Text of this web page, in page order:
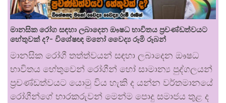
මානසික රෝග සඳහා ලබාදෙන ඖෂධ භාවිතය ප්‍රචණ්ඩත්වයට
හේතුවක් ද?- විශේෂඥ මනෝ වෛද්‍ය රූමි රූබන්
මානසික රෝගී තත්ත්වයන් සඳහා ලබාදෙන ඖෂධ
භාවිතය හේතුවෙන් රෝගීන් හෝ සාමාන්‍ය පුද්ගලයන්
ප්‍රචණ්ඩත්වයට යොමු විය හැකි ද යන්න වර්තමානයේ
රෝගීන්ගේ භාරකරුවන් මෙන්ම පොදු සමාජය තුළ ද